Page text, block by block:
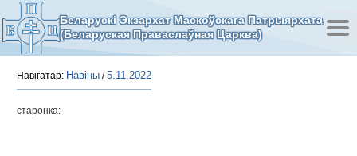
Беларускі Экзархат Маскоўскага Патрыярхата
(Беларуская Праваслаўная Царква)
Навігатар: Навіны /5.11.2022
старонка: